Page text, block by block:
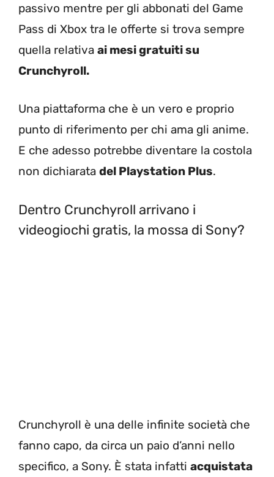
passivo mentre per gli abbonati del Game
Pass di Xbox tra le offerte si trova sempre
quella relativa ai mesi gratuiti su
Crunchyroll.
Una piattaforma che è un vero e proprio
punto di riferimento per chi ama gli anime.
E che adesso potrebbe diventare la costola
non dichiarata del Playstation Plus.
Dentro Crunchyroll arrivano i
videogiochi gratis, la mossa di Sony?
Crunchyroll è una delle infinite società che
fanno capo, da circa un paio d’anni nello
specifico, a Sony. È stata infatti acquistata